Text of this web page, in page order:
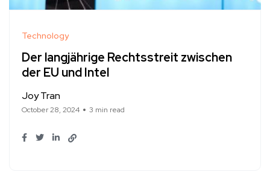
Technology
Der langjährige Rechtsstreit zwischen
der EU und Intel
Joy Tran
October 28, 2024 3 min read